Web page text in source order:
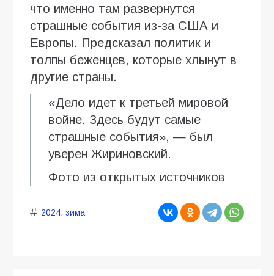
что именно там развернутся
страшные события из-за США и
Европы. Предсказал политик и
толпы беженцев, которые хлынут в
другие страны.
«Дело идет к третьей мировой
войне. Здесь будут самые
страшные события», — был
уверен Жириновский.
Фото из открытых источников
2024, зима